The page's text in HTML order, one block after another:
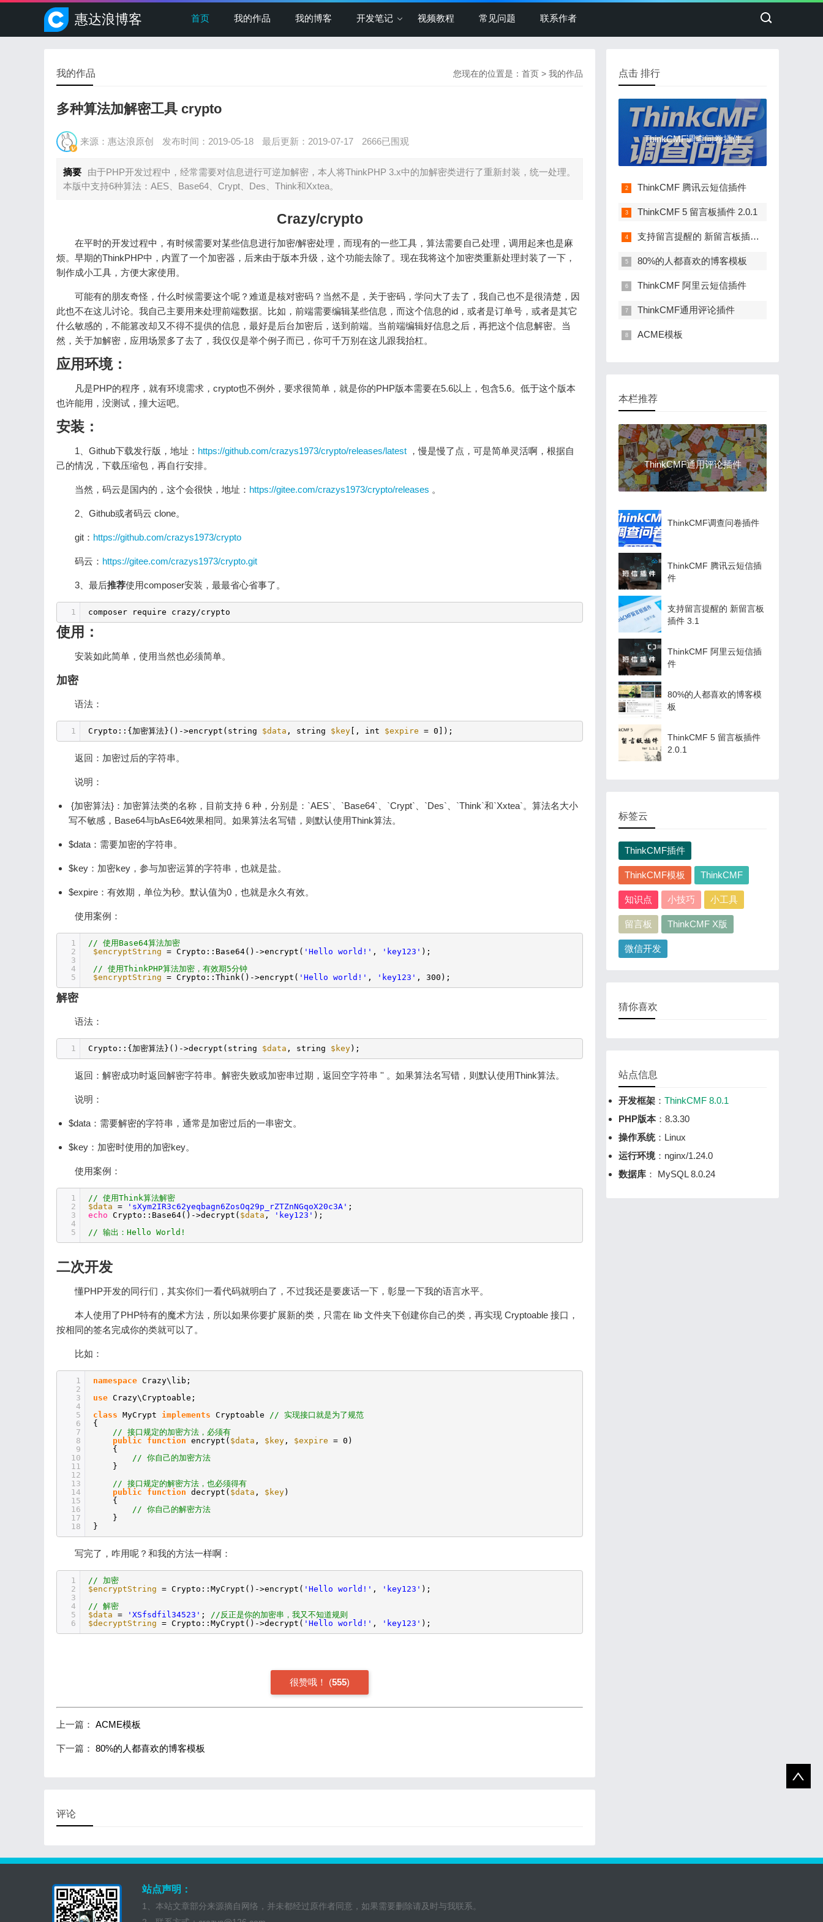
惠达浪博客 首页 我的作品 我的博客 开发笔记 视频教程 常见问题 联系作者
我的作品 您现在的位置是： 首页 > 我的作品
多种算法加解密工具 crypto
来源：惠达浪原创 发布时间：2019-05-18 最后更新：2019-07-17 2666已围观
摘要
由于PHP开发过程中，经常需要对信息进行可逆加解密，本人将ThinkPHP 3.x中的加解密类进行了重新封装，统一处理。
本版中支持6种算法：AES、Base64、Crypt、Des、Think和Xxtea。
Crazy/crypto
在平时的开发过程中，有时候需要对某些信息进行加密/解密处理，而现有的一些工具，算法需要自己处理，调用起来也是麻
烦。早期的ThinkPHP中，内置了一个加密器，后来由于版本升级，这个功能去除了。现在我将这个加密类重新处理封装了一下，
制作成小工具，方便大家使用。
可能有的朋友奇怪，什么时候需要这个呢？难道是核对密码？当然不是，关于密码，学问大了去了，我自己也不是很清楚，因
此也不在这儿讨论。我自己主要用来处理前端数据。比如，前端需要编辑某些信息，而这个信息的id，或者是订单号，或者是其它
什么敏感的，不能篡改却又不得不提供的信息，最好是后台加密后，送到前端。当前端编辑好信息之后，再把这个信息解密。当
然，关于加解密，应用场景多了去了，我仅仅是举个例子而已，你可千万别在这儿跟我抬杠。
应用环境：
凡是PHP的程序，就有环境需求，crypto也不例外，要求很简单，就是你的PHP版本需要在5.6以上，包含5.6。低于这个版本
也许能用，没测试，撞大运吧。
安装：
1、Github下载发行版，地址： https://github.com/crazys1973/crypto/releases/latest ，慢是慢了 点，可是简单灵活啊，根据自
己的情况，下载压缩包，再自行安排。
当然，码云是国内的，这个会很快，地址： https://gitee.com/crazys1973/crypto/releases 。
2、Github或者码云 clone。
git： https://github.com/crazys1973/crypto
码云： https://gitee.com/crazys1973/crypto.git
3、最后推荐使用composer安装，最最省心省事了。
1 composer require crazy/crypto
使用：
安装如此简单，使用当然也必须简单。
加密
语法：
1 Crypto::{加密算法}()->encrypt(string $data , string $key [, int $expire = 0]);
返回：加密过后的字符串。
说明：
{加密算法}：加密算法类的名称，目前支持 6 种，分别是：`AES`、`Base64`、`Crypt`、`Des`、`Think`和`Xxtea`。算法名大小
写不敏感，Base64与bAsE64效果相同。如果算法名写错，则默认使用Think算法。
$data：需要加密的字符串。
$key：加密key，参与加密运算的字符串，也就是盐。
$expire：有效期，单位为秒。默认值为0，也就是永久有效。
使用案例：
1
2
3
4
5
// 使用Base64算法加密
$encryptString = Crypto::Base64()->encrypt( 'Hello world!' , 'key123' );
// 使用ThinkPHP算法加密，有效期5分钟
$encryptString = Crypto::Think()->encrypt( 'Hello world!' , 'key123' , 300);
解密
语法：
1 Crypto::{加密算法}()->decrypt(string $data , string $key );
返回：解密成功时返回解密字符串。解密失败或加密串过期，返回空字符串 '' 。如果算法名写错，则默认使用Think算法。
说明：
$data：需要解密的字符串，通常是加密过后的一串密文。
$key：加密时使用的加密key。
使用案例：
1
2
3
4
5
// 使用Think算法解密
$data = 'sXym2IR3c62yeqbagn6ZosOq29p_rZTZnNGqoX20c3A' ;
echo Crypto::Base64()->decrypt( $data , 'key123' );
// 输出：Hello World!
二次开发
懂PHP开发的同行们，其实你们一看代码就明白了，不过我还是要废话一下，彰显一下我的语言水平。
本人使用了PHP特有的魔术方法，所以如果你要扩展新的类，只需在 lib 文件夹下创建你自己的类，再实现 Cryptoable 接口，
按相同的签名完成你的类就可以了。
比如：
1
2
3
4
5
6
7
8
9
10
11
12
13
14
15
16
17
18
namespace Crazy\lib;
use Crazy\Cryptoable;
class MyCrypt implements Cryptoable
// 实现接口就是为了规范
{
// 接口规定的加密方法，必须有
public
function encrypt( $data , $key , $expire = 0)
{
// 你自己的加密方法
}
// 接口规定的解密方法，也必须得有
public
function decrypt( $data , $key)
{
// 你自己的解密方法
}
}
写完了，咋用呢？和我的方法一样啊：
1
2
3
4
5
6
// 加密
$encryptString = Crypto::MyCrypt()->encrypt( 'Hello world!' , 'key123' );
// 解密
$data = 'XSfsdfil34523' ;
//反正是你的加密串，我又不知道规则
$decryptString = Crypto::MyCrypt()->decrypt( 'Hello world!' , 'key123' );
很赞哦！ (555)
上一篇： ACME模板
下一篇： 80%的人都喜欢的博客模板
评论
点击 排行
ThinkCMF调查问卷插件
ThinkCMF 腾讯云短信插件
ThinkCMF 5 留言板插件 2.0.1
支持留言提醒的 新留言板插件 3.1
80%的人都喜欢的博客模板
ThinkCMF 阿里云短信插件
ThinkCMF通用评论插件
ACME模板
本栏推荐
ThinkCMF通用评论插件
ThinkCMF调查问卷插件
ThinkCMF 腾讯云短信插
件
支持留言提醒的 新留言板
插件 3.1
ThinkCMF 阿里云短信插
件
80%的人都喜欢的博客模
板
ThinkCMF 5 留言板插件
2.0.1
标签云
ThinkCMF插件
ThinkCMF模板 ThinkCMF
知识点 小技巧 小工具
留言板 ThinkCMF X版
微信开发
猜你喜欢
站点信息
开发框架 ： ThinkCMF 8.0.1
PHP版本：8.3.30
操作系统：Linux
运行环境：nginx/1.24.0
数据库 ： MySQL 8.0.24
站点声明：
1、本站文章部分来源摘自网络，并未都经过原作者同意，如果需要删除请及时与我联系。